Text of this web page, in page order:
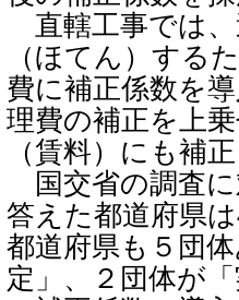
直轄工事では、
（ほてん）する
費に補正係数を
理費の補正を上
（賃料）にも補
国交省の調査に
答えた都道府県
都道府県も５団
定」、２団体が